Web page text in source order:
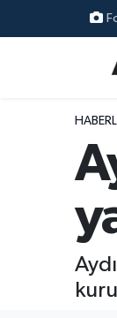
Siyaset
Yaşam
Eğitim
Aydın
Aydın
Aydin
Aydın
Süper
Tüm